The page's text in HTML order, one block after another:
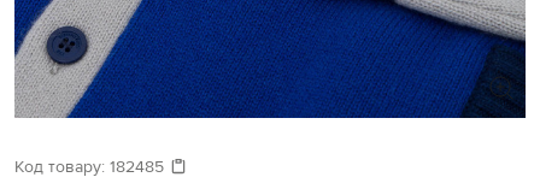
Код товару: 182485